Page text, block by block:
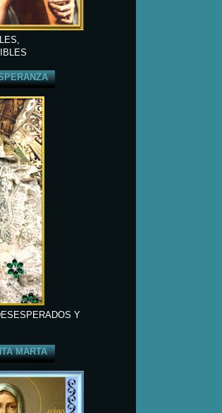
Y
MARTA